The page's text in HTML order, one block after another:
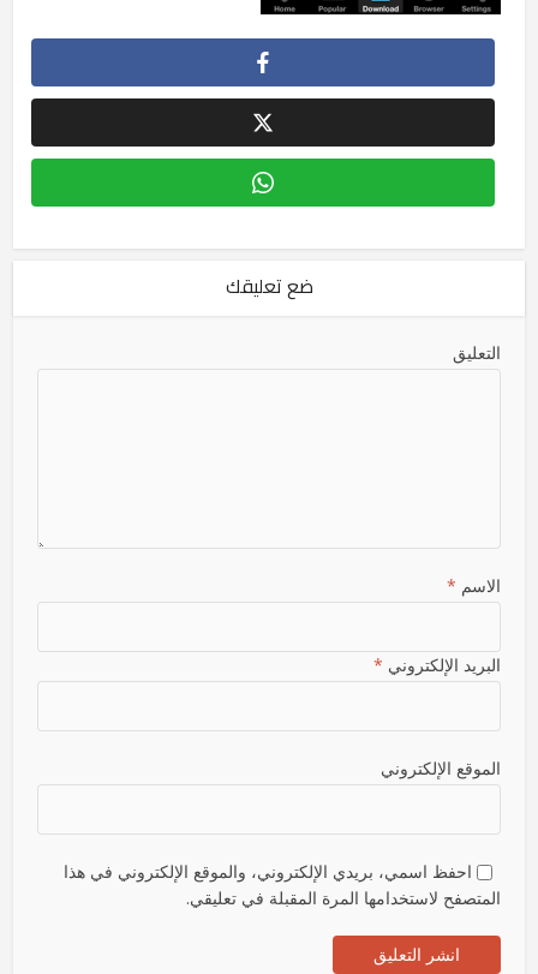
ضع تعليقك
التعليق
الاسم *
البريد الإلكتروني *
الموقع الإلكتروني
احفظ اسمي، بريدي الإلكتروني، والموقع الإلكتروني في هذا
المتصفح لاستخدامها المرة المقبلة في تعليقي.